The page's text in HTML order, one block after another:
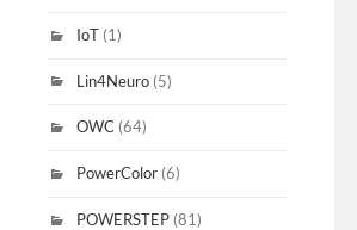
IoT (1)
Lin4Neuro (5)
OWC (64)
PowerColor (6)
POWERSTEP (81)